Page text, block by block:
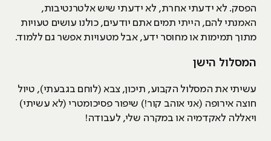
הפסק. לא ידעתי אחרת, לא ידעתי שיש אלטרנטיבות,
האמנתי להם, הייתי תמים אתם יודעים, כולנו עושים טעויות
מתוך תמימות או מחוסר ידע, אבל מטעויות אפשר גם ללמוד.
המסלול הישן
עשיתי את המסלול הקבוע, תיכון, צבא (לוחם בגבעתי), טיול
חוצה אירופה (אני אוהב קור!) שיפור פסיכומטרי (לא עשיתי)
ויאללה לאקדמיה או במקרה שלי, לעבודה!